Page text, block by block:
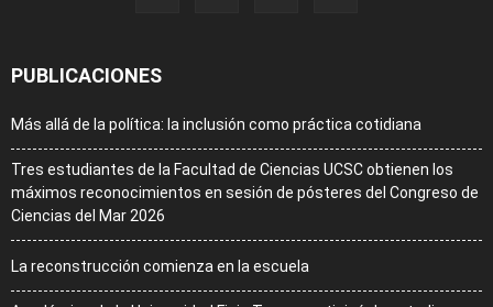
PUBLICACIONES
Más allá de la política: la inclusión como práctica cotidiana
Tres estudiantes de la Facultad de Ciencias UCSC obtienen los
máximos reconocimientos en sesión de pósteres del Congreso de
Ciencias del Mar 2026
La reconstrucción comienza en la escuela